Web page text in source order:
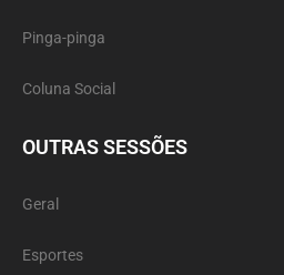
Pinga-pinga
Coluna Social
OUTRAS SESSÕES
Geral
Esportes